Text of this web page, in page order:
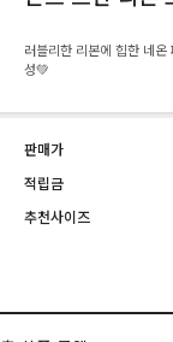
러블리한 리본에 힙한 네
성💚
판매가
적립금
추천사이즈